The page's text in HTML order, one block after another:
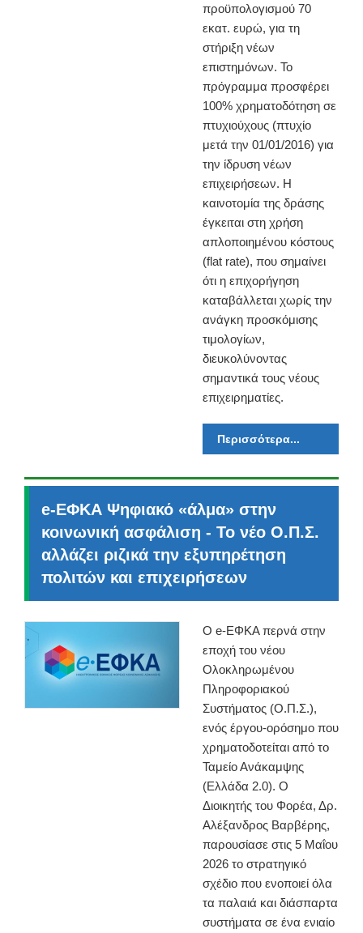
προϋπολογισμού 70
εκατ. ευρώ, για τη
στήριξη νέων
επιστημόνων. Το
πρόγραμμα προσφέρει
100% χρηματοδότηση σε
πτυχιούχους (πτυχίο
μετά την 01/01/2016) για
την ίδρυση νέων
επιχειρήσεων. Η
καινοτομία της δράσης
έγκειται στη χρήση
απλοποιημένου κόστους
(flat rate), που σημαίνει
ότι η επιχορήγηση
καταβάλλεται χωρίς την
ανάγκη προσκόμισης
τιμολογίων,
διευκολύνοντας
σημαντικά τους νέους
επιχειρηματίες.
Περισσότερα...
e-ΕΦΚΑ Ψηφιακό «άλμα» στην
κοινωνική ασφάλιση - Το νέο Ο.Π.Σ.
αλλάζει ριζικά την εξυπηρέτηση
πολιτών και επιχειρήσεων
Ο e-ΕΦΚΑ περνά στην
εποχή του νέου
Ολοκληρωμένου
Πληροφοριακού
Συστήματος (Ο.Π.Σ.),
ενός έργου-ορόσημο που
χρηματοδοτείται από το
Ταμείο Ανάκαμψης
(Ελλάδα 2.0). Ο
Διοικητής του Φορέα, Δρ.
Αλέξανδρος Βαρβέρης,
παρουσίασε στις 5 Μαΐου
2026 το στρατηγικό
σχέδιο που ενοποιεί όλα
τα παλαιά και διάσπαρτα
συστήματα σε ένα ενιαίο